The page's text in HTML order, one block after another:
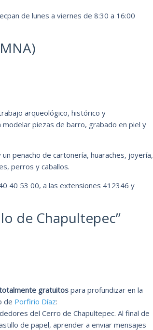
de lunes a viernes de 8:30 a 16:00
arqueológico, histórico y
piezas de barro, grabado en piel y
penacho de cartonería, huaraches, joyería,
perros y caballos.
40 53 00, a las extensiones 412346 y
de Chapultepec”
gratuitos para profundizar en la
de Porfirio Díaz:
del Cerro de Chapultepec. Al final de
de papel, aprender a enviar mensajes